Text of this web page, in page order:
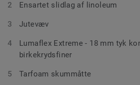
Ensartet slidlag af linoleum
Jutevæv
Lumaflex Extreme - 18 mm tyk
birkekrydsfiner
Tarfoam skummåtte